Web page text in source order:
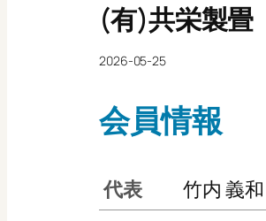
(有)共栄製畳
2026-05-25
会員情報
代表
竹内 義和